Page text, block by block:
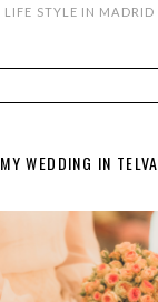
LIFE STYLE IN MADRID
MY WEDDING IN TELVA